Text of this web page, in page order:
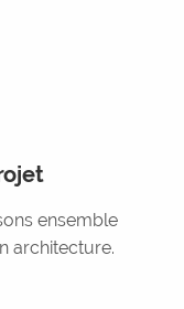
ensemble
architecture.